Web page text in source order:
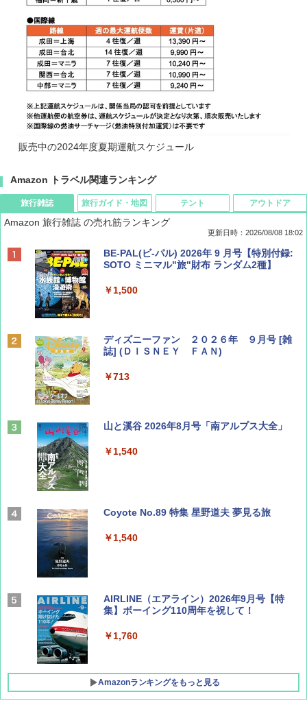
販売中の2024年度夏期運航スケジュール
Amazon トラベル関連ランキング
旅行雑誌
Amazon 旅行雑誌 の売れ筋ランキング
更新日時：2026/08/08 18:02
BE-PAL(ビ-パル) 2026年 9 月号【特別付録:
SOTO ミニマル"旅"財布 ランダム2種】
￥1,500
ディズニーファン ２０２６年 ９月号 [雑
誌] (ＤＩＳＮＥＹ ＦＡＮ)
￥713
山と溪谷 2026年8月号「南アルプス大全」
￥1,540
Coyote No.89 特集 星野道夫 夢見る旅
￥1,540
AIRLINE（エアライン）2026年9月号【特
集】ボーイング110周年を祝して！
￥1,760
Amazonランキングをもっと見る
旅行ガイド・地図 テント アウトドア